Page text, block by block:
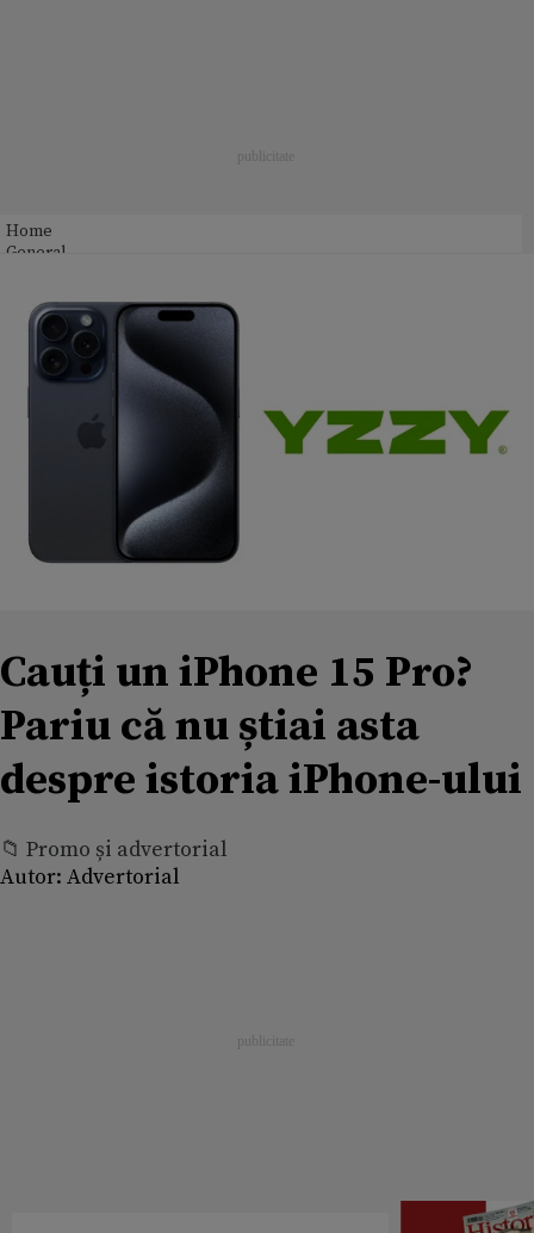
Home
General
Cauți un iPhone 15 Pro?
Pariu că nu știai asta
despre istoria iPhone-ului
📁 Promo și advertorial
Autor: Advertorial